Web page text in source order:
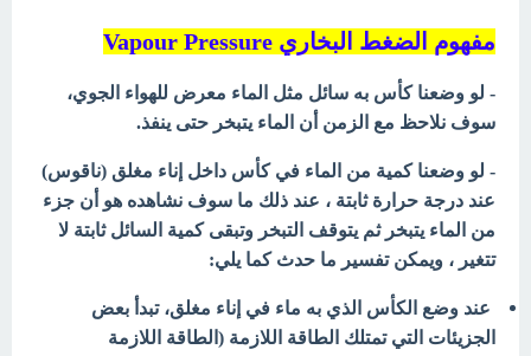
مفهوم الضغط البخاري Vapour Pressure
- لو وضعنا كأس به سائل مثل الماء معرض للهواء الجوي،
سوف نلاحظ مع الزمن أن الماء يتبخر حتى ينفذ.
- لو وضعنا كمية من الماء في كأس داخل إناء مغلق (ناقوس)
عند درجة حرارة ثابتة ، عند ذلك ما سوف نشاهده هو أن جزء
من الماء يتبخر ثم يتوقف التبخر وتبقى كمية السائل ثابتة لا
تتغير ، ويمكن تفسير ما حدث كما يلي:
عند وضع الكأس الذي به ماء في إناء مغلق، تبدأ بعض
الجزيئات التي تمتلك الطاقة اللازمة (الطاقة اللازمة